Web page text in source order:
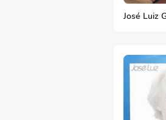
José Luiz